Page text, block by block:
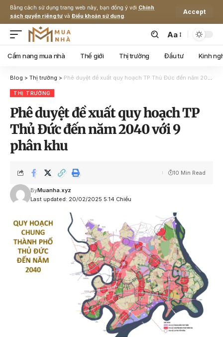
Bằng cách sử dụng trang web này, bạn đồng ý với Chính
sách quyền riêng tư và Điều khoản sử dụng.
Accept
Aa
Cẩm nang mua nhà Thế giới Thị trường Đầu tư Kinh
Blog > Thị trường > Phê duyệt đề xuất quy hoạch TP Thủ Đức đến năm 2040 với 9 phân khu
THỊ TRƯỜNG
Phê duyệt đề xuất quy hoạch TP
Thủ Đức đến năm 2040 với 9
phân khu
Last updated: 20/02/2025 5:14 Chiều
ByMuanha.xyz
10 Min Read